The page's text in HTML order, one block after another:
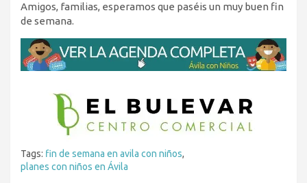
Amigos, familias, esperamos que paséis un muy buen fin
de semana.
Tags: fin de semana en avila con niños,
planes con niños en Ávila